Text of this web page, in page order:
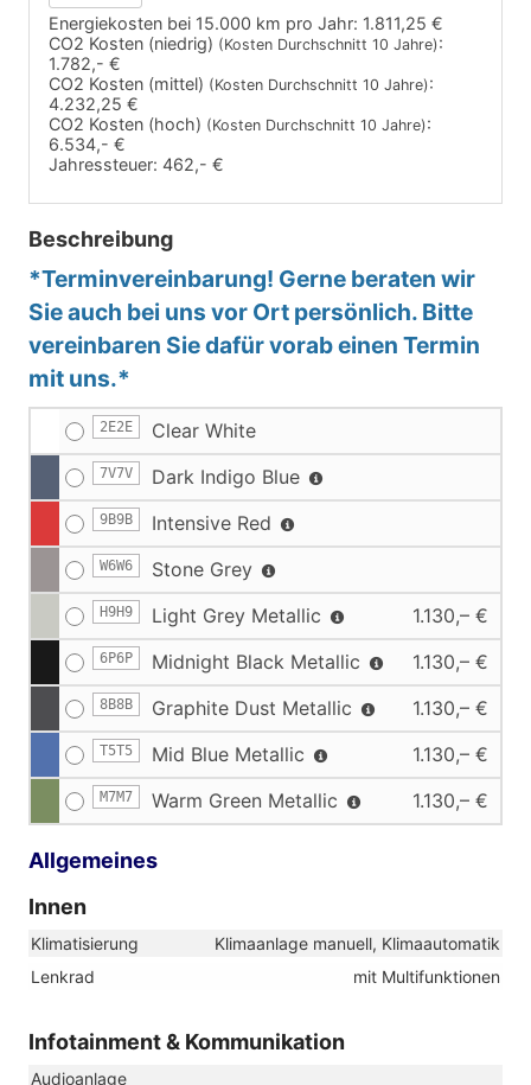
Energiekosten bei 15.000 km pro Jahr: 1.811,25 €
CO2 Kosten (niedrig) (Kosten Durchschnitt 10 Jahre):
1.782,- €
CO2 Kosten (mittel) (Kosten Durchschnitt 10 Jahre):
4.232,25 €
CO2 Kosten (hoch) (Kosten Durchschnitt 10 Jahre):
6.534,- €
Jahressteuer: 462,- €
Beschreibung
*Terminvereinbarung! Gerne beraten wir
Sie auch bei uns vor Ort persönlich. Bitte
vereinbaren Sie dafür vorab einen Termin
mit uns.*
2E2E Clear White
7V7V Dark Indigo Blue
9B9B Intensive Red
W6W6 Stone Grey
H9H9 Light Grey Metallic 1.130,– €
6P6P Midnight Black Metallic 1.130,– €
8B8B Graphite Dust Metallic 1.130,– €
T5T5 Mid Blue Metallic 1.130,– €
M7M7 Warm Green Metallic 1.130,– €
Allgemeines
Innen
Klimatisierung
Klimaanlage manuell, Klimaautomatik
Lenkrad
mit Multifunktionen
Infotainment & Kommunikation
Audioanlage